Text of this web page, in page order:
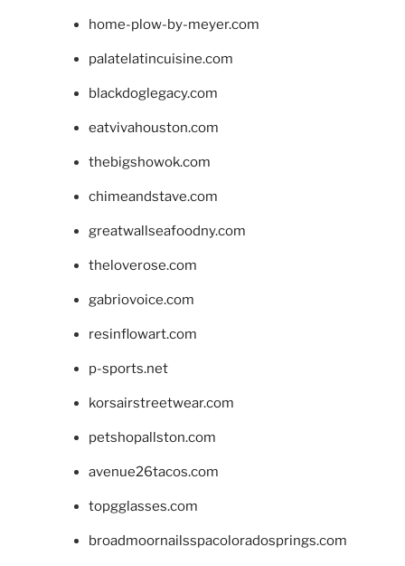
home-plow-by-meyer.com
palatelatincuisine.com
blackdoglegacy.com
eatvivahouston.com
thebigshowok.com
chimeandstave.com
greatwallseafoodny.com
theloverose.com
gabriovoice.com
resinflowart.com
p-sports.net
korsairstreetwear.com
petshopallston.com
avenue26tacos.com
topgglasses.com
broadmoornailsspacoloradosprings.com